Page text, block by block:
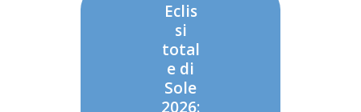
Eclis
si
total
e di
Sole
2026: